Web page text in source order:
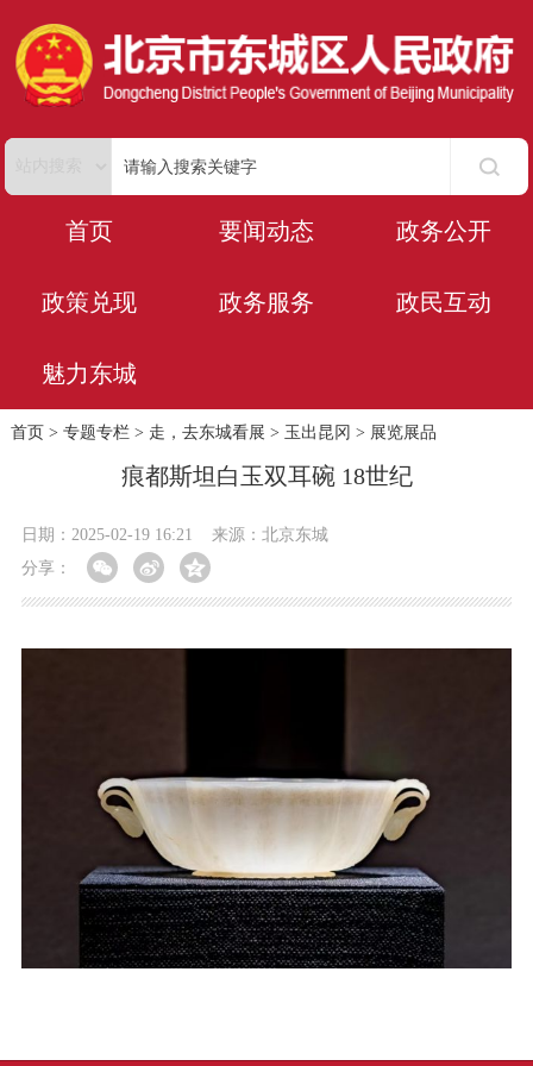
首页 要闻动态 政务公开
政策兑现 政务服务 政民互动
魅力东城
首页 > 专题专栏> 走，去东城看展 > 玉出昆冈 > 展览展品
痕都斯坦白玉双耳碗 18世纪
日期：2025-02-19 16:21
来源：北京东城
分享：